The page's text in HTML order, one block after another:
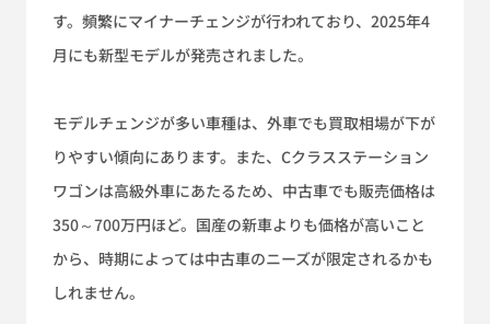
す。頻繁にマイナーチェンジが行われており、2025年4
月にも新型モデルが発売されました。
モデルチェンジが多い車種は、外車でも買取相場が下が
りやすい傾向にあります。また、Cクラスステーション
ワゴンは高級外車にあたるため、中古車でも販売価格は
350～700万円ほど。国産の新車よりも価格が高いこと
から、時期によっては中古車のニーズが限定されるかも
しれません。